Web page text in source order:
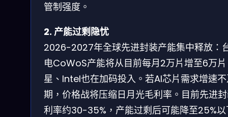
管制强度。
2. 产能过剩隐忧
2026-2027年全球先进封装产能集中释放：
电CoWoS产能将从目前每月2万片增至6万
星、Intel也在加码投入。若AI芯片需求增速
期，价格战将压缩日月光毛利率。目前先进
利率约30-35%，产能过剩后可能降至25%